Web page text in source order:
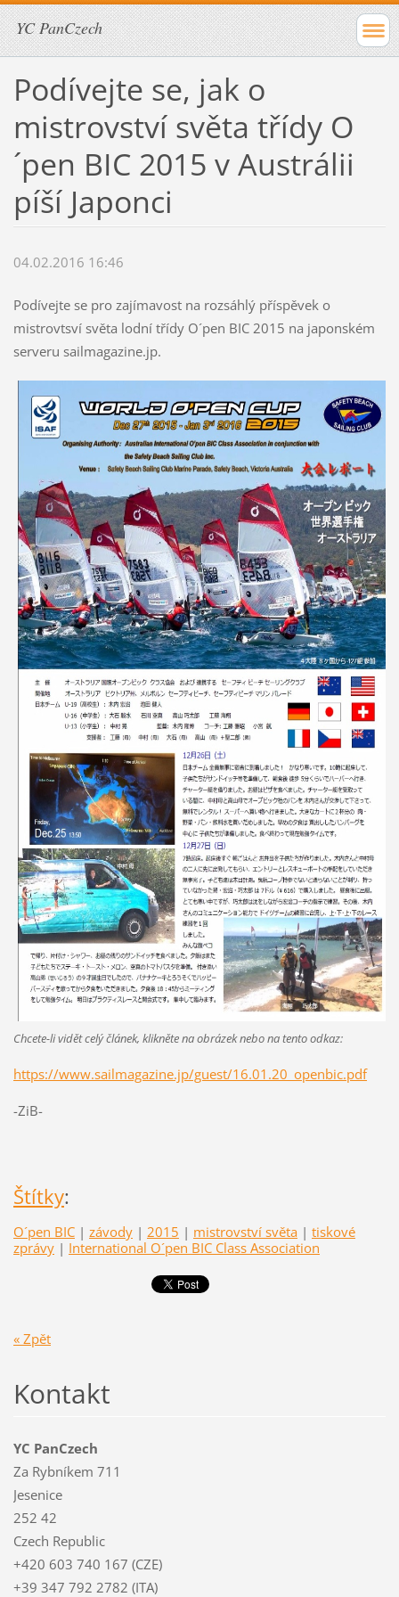
YC PanCzech
Podívejte se, jak o
mistrovství světa třídy O
´pen BIC 2015 v Austrálii
píší Japonci
04.02.2016 16:46
Podívejte se pro zajímavost na rozsáhlý příspěvek o
mistrovtsví světa lodní třídy O´pen BIC 2015 na japonském
serveru sailmagazine.jp.
Chcete-li vidět celý článek, klikněte na obrázek nebo na tento odkaz:
https://www.sailmagazine.jp/guest/16.01.20_openbic.pdf
-ZiB-
Štítky:
O´pen BIC | závody | 2015 | mistrovství světa | tiskové
zprávy | International O´pen BIC Class Association
« Zpět
Kontakt
YC PanCzech
Za Rybníkem 711
Jesenice
252 42
Czech Republic
+420 603 740 167 (CZE)
+39 347 792 2782 (ITA)